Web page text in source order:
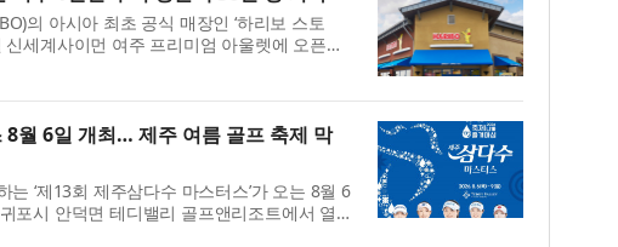
의 아시아 최초 공식 매장인 ‘하리보 스토
세계사이먼 여주 프리미엄 아울렛에 오픈한
객 56만4000여 명, 월평균 ...
월 6일 개최… 제주 여름 골프 축제 막
‘제13회 제주삼다수 마스터스’가 오는 8월 6
포시 안덕면 테디밸리 골프앤리조트에서 열린
만원 규모로 개최되는 ...